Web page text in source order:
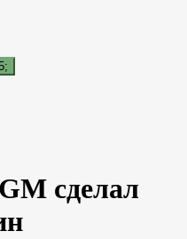
сделал